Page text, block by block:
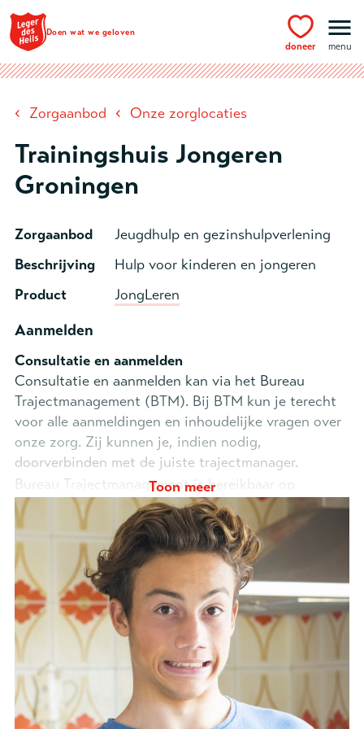
Ga naar hoofdinhoud
Doen wat we geloven
doneer menu
‹ Zorgaanbod ‹ Onze zorglocaties
Trainingshuis Jongeren
Groningen
Zorgaanbod
Jeugdhulp en gezinshulpverlening
Beschrijving
Hulp voor kinderen en jongeren
Product
JongLeren
Aanmelden
Consultatie en aanmelden
Consultatie en aanmelden kan via het Bureau
Trajectmanagement (BTM). Bij BTM kun je terecht
voor alle aanmeldingen en inhoudelijke vragen over
onze zorg. Zij kunnen je, indien nodig,
doorverbinden met de juiste trajectmanager.
Bureau Trajectmanagement is bereikbaar op
werkdagen van 09.00 tot 17.00 uur via
Telefoon:088-0652288
E-mail:
trajectmanagement.no@legerdesheils.nl
Documenten bij aanmelden
Je kunt direct aanmelden of eerst een anonieme
consultatie aanvragen.
Je gebruikt hiervoor het LARR-formulier:
Toon meer